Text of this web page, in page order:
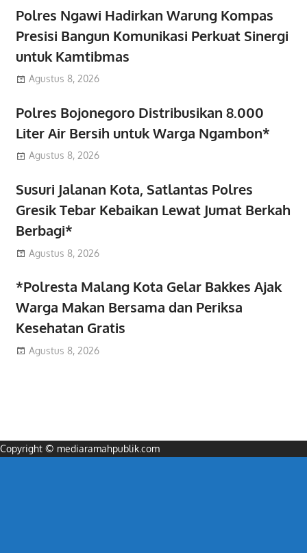
Polres Ngawi Hadirkan Warung Kompas
Presisi Bangun Komunikasi Perkuat Sinergi
untuk Kamtibmas
Agustus 8, 2026
Polres Bojonegoro Distribusikan 8.000
Liter Air Bersih untuk Warga Ngambon*
Agustus 8, 2026
Susuri Jalanan Kota, Satlantas Polres
Gresik Tebar Kebaikan Lewat Jumat Berkah
Berbagi*
Agustus 8, 2026
*Polresta Malang Kota Gelar Bakkes Ajak
Warga Makan Bersama dan Periksa
Kesehatan Gratis
Agustus 8, 2026
Copyright © mediaramahpublik.com